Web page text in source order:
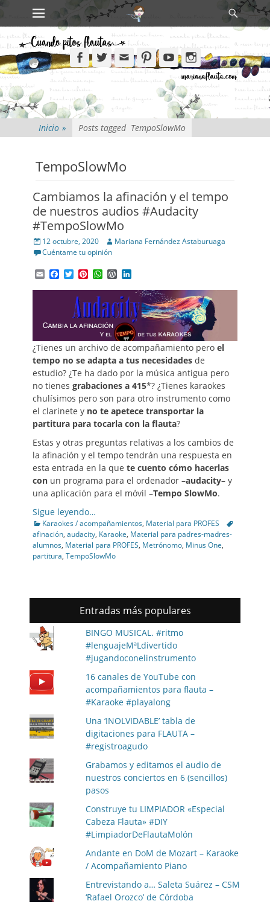
Skip
content
Primary Menu Search
Facebook
TwitterEmailPinterestYouTubeInstagram
Inicio » Posts tagged TempoSlowMo
TempoSlowMo
Cambiamos la afinación y el tempo
de nuestros audios #Audacity
#TempoSlowMo
Posted
on
12 octubre, 2020 Author
Mariana Fernández Astaburuaga
Cuéntame tu opinión
EmailFacebook
TwitterPinterest
WhatsApp
WordPress
¿Tienes un archivo de acompañamiento pero el
tempo no se adapta a tus necesidades de
estudio? ¿Te ha dado por la música antigua pero
no tienes grabaciones a 415*? ¿Tienes karaokes
chulísimos pero son para otro instrumento como
el clarinete y no te apetece transportar la
partitura para tocarla con la flauta?
Estas y otras preguntas relativas a los cambios de
la afinación y el tempo tendrán una respuesta en
esta entrada en la que te cuento cómo hacerlas
con un programa para el ordenador –audacity– y
una aplicación para el móvil –Tempo SlowMo.
Sigue leyendo…
Categories
Karaokes / acompañamientos, Material para PROFES
Tags
afinación, audacity, Karaoke, Material para padres-madres-
alumnos, Material para PROFES, Metrónomo, Minus One,
partitura, TempoSlowMo
Entradas más populares
BINGO MUSICAL. #ritmo
#lenguajeMªLdivertido
#jugandoconelinstrumento
16 canales de YouTube con
acompañamientos para flauta –
#Karaoke #playalong
Una ‘INOLVIDABLE’ tabla de
digitaciones para FLAUTA –
#registroagudo
Grabamos y editamos el audio de
nuestros conciertos en 6 (sencillos)
pasos
Construye tu LIMPIADOR «Especial
Cabeza Flauta» #DIY
#LimpiadorDeFlautaMolón
Andante en DoM de Mozart – Karaoke
/ Acompañamiento Piano
Entrevistando a… Saleta Suárez – CSM
‘Rafael Orozco’ de Córdoba